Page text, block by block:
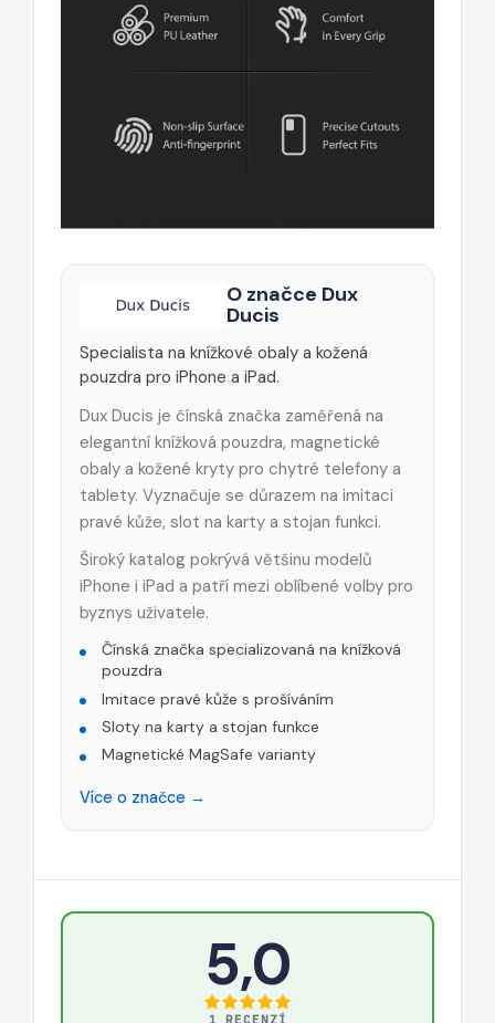
O značce Dux
Ducis
Specialista na knížkové obaly a kožená
pouzdra pro iPhone a iPad.
Dux Ducis je čínská značka zaměřená na
elegantní knížková pouzdra, magnetické
obaly a kožené kryty pro chytré telefony a
tablety. Vyznačuje se důrazem na imitaci
pravé kůže, slot na karty a stojan funkci.
Široký katalog pokrývá většinu modelů
iPhone i iPad a patří mezi oblíbené volby pro
byznys uživatele.
Čínská značka specializovaná na knížková
pouzdra
Imitace pravé kůže s prošíváním
Sloty na karty a stojan funkce
Magnetické MagSafe varianty
Více o značce →
5,0
1 RECENZÍ